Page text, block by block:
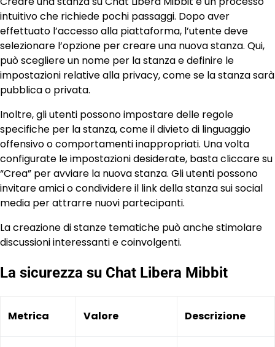
intuitivo che richiede pochi passaggi. Dopo aver
effettuato l’accesso alla piattaforma, l’utente deve
selezionare l’opzione per creare una nuova stanza. Qui,
può scegliere un nome per la stanza e definire le
impostazioni relative alla privacy, come se la stanza sarà
pubblica o privata.
Inoltre, gli utenti possono impostare delle regole
specifiche per la stanza, come il divieto di linguaggio
offensivo o comportamenti inappropriati. Una volta
configurate le impostazioni desiderate, basta cliccare su
“Crea” per avviare la nuova stanza. Gli utenti possono
invitare amici o condividere il link della stanza sui social
media per attrarre nuovi partecipanti.
La creazione di stanze tematiche può anche stimolare
discussioni interessanti e coinvolgenti.
La sicurezza su Chat Libera Mibbit
Metrica Valore Descrizione